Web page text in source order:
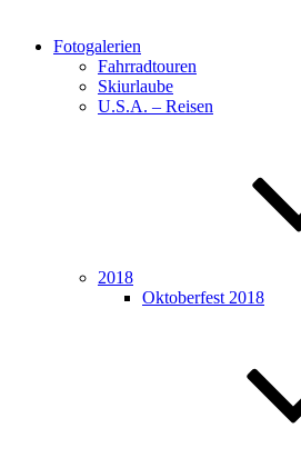
Fotogalerien
Fahrradtouren
Skiurlaube
U.S.A. – Reisen
2018
Oktoberfest 2018